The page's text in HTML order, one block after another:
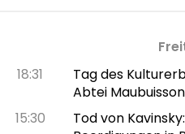
18:31
Tag des
Abtei
15:30
Tod von